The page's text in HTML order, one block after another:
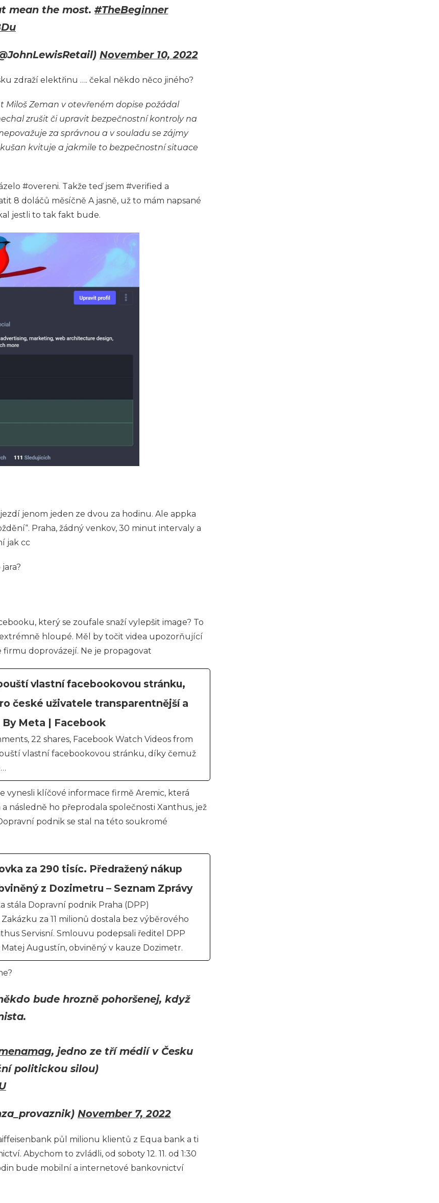
mean the most.#TheBeginner
November 10, 2022
zdraží elektřinu …. čekal někdo něco jiného?
Miloš Zeman v otevřeném dopise požádal
zrušit či upravit bezpečnostní kontroly na
za správnou a v souladu se zájmy
kvituje a jakmile to bezpečnostní situace
#overeni. Takže teď jsem #verified a
8 doláčů měsíčněA jasně, už to mám napsané
jestli to tak fakt bude.
jenom jeden ze dvou za hodinu. Ale appka
Praha, žádný venkov, 30 minut intervaly a
jak cc
který se zoufale snaží vylepšit image? To
hloupé. Měl by točit videa upozorňující
doprovázejí. Ne je propagovat
vlastní facebookovou stránku,
české uživatele transparentnější a
Meta | Facebook
22 shares, Facebook Watch Videos from
vlastní facebookovou stránku, díky čemuž
vynesli klíčové informace firmě Aremic, která
následně ho přeprodala společnosti Xanthus, jež
podnik se stal na této soukromé
za 290 tisíc. Předražený nákup
z Dozimetru – Seznam Zprávy
stála Dopravní podnik Praha (DPP)
za 11 milionů dostala bez výběrového
Servisní. Smlouvu podepsali ředitel DPP
Augustín, obviněný v kauze Dozimetr.
bude hrozně pohoršenej, když
, jedno ze tří médií v Česku
politickou silou)
November 7, 2022
půl milionu klientů z Equa bank a ti
Abychom to zvládli, od soboty 12. 11. od 1:30
bude mobilní a internetové bankovnictví